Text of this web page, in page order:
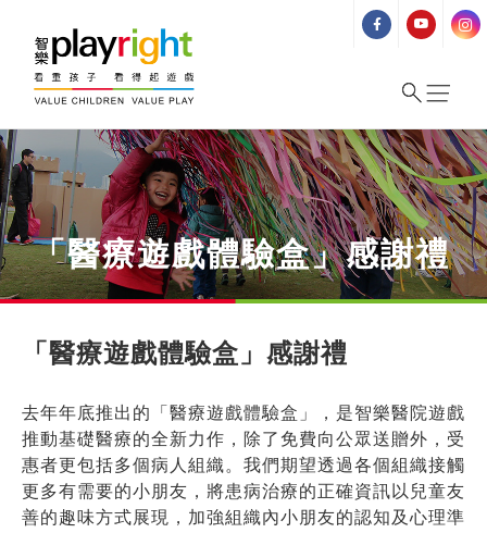
content
「醫療遊戲體驗盒」感謝禮
「醫療遊戲體驗盒」感謝禮
去年年底推出的「醫療遊戲體驗盒」，是智樂醫院遊戲
推動基礎醫療的全新力作，除了免費向公眾送贈外，受
惠者更包括多個病人組織。我們期望透過各個組織接觸
更多有需要的小朋友，將患病治療的正確資訊以兒童友
善的趣味方式展現，加強組織內小朋友的認知及心理準